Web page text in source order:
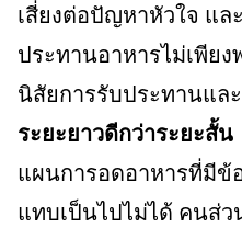
เสี่ยงต่อปัญหาหัวใจ แล
ประทานอาหารไม่เพีย
นิสัยการรับประทานแล
ระยะยาวดีกว่าระยะสั้น
แผนการอดอาหารที่มีข้
แทบเป็นไปไม่ได้ คนส่